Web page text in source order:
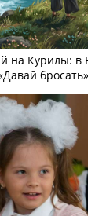
на Курилы: в
бросать»